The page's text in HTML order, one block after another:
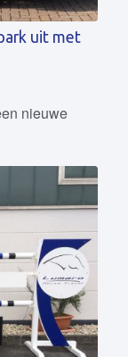
uit met
nieuwe